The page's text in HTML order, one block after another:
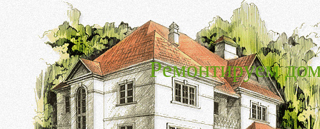
Ремонтируем